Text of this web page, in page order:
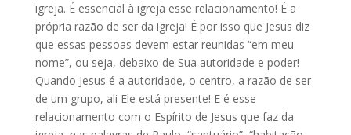
igreja. É essencial à igreja esse relacionamento! É a
própria razão de ser da igreja! É por isso que Jesus diz
que essas pessoas devem estar reunidas “em meu
nome”, ou seja, debaixo de Sua autoridade e poder!
Quando Jesus é a autoridade, o centro, a razão de ser
de um grupo, ali Ele está presente! E é esse
relacionamento com o Espírito de Jesus que faz da